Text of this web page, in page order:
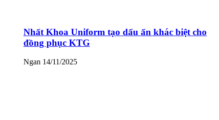
Nhất Khoa Uniform tạo dấu ấn khác biệt cho
đồng phục KTG
Ngan 14/11/2025